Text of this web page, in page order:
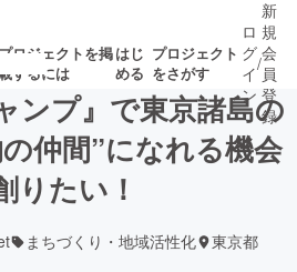
プロジェクトを掲
するには
はじ
める
プロジェクト
をさがす
新着プロ募集終了が近いプ
ロ
グ
イ
ン
/
新
規
会
員
登
録
ンプ』で東京諸島の
仲間”になれる機会
りたい！
まちづくり・地域活性化 東京都